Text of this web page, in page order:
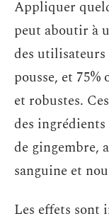
Appliquer
peut aboutir à
des
pousse, et
et robustes.
des
de gingembre,
sanguine et
Les effets sont